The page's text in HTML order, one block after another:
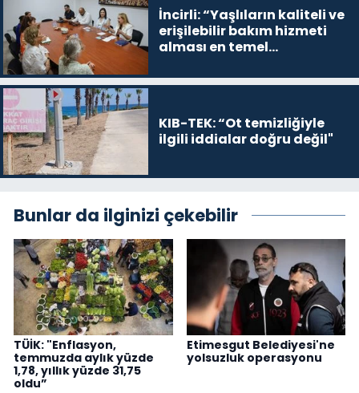
İncirli: “Yaşlıların kaliteli ve
erişilebilir bakım hizmeti
alması en temel
KIB-TEK: “Ot temizliğiyle
ilgili iddialar doğru değil"
Bunlar da ilginizi çekebilir
TÜİK: "Enflasyon,
temmuzda aylık yüzde
1,78, yıllık yüzde 31,75
oldu”
Etimesgut Belediyesi'ne
yolsuzluk operasyonu